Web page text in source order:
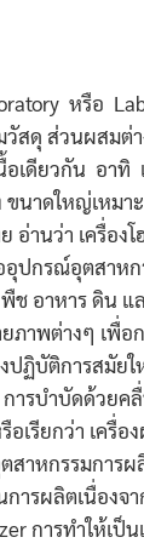
หรือ
วัสดุ ส่วนผสมต่
เดียวกัน อาทิ
นาดใหญ่เหมา
านว่า เครื่อง
กรณ์อุตสาหก
ช อาหาร ดิน
ภาพต่างๆ เพื่
ปฏิบัติการสมัย
ารบำบัดด้วยค
เรียกว่า เครื่อ
าหกรรมการผ
การผลิตเนื่อง
การทำให้เป็